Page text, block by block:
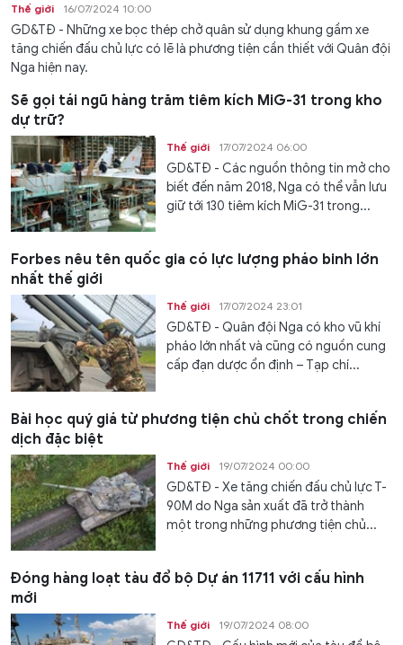
Thế giới 16/07/2024 10:00
GD&TĐ - Những xe bọc thép chở quân sử dụng khung gầm xe
tăng chiến đấu chủ lực có lẽ là phương tiện cần thiết với Quân đội
Nga hiện nay.
Sẽ gọi tái ngũ hàng trăm tiêm kích MiG-31 trong kho
dự trữ?
Thế giới 17/07/2024 06:00
GD&TĐ - Các nguồn thông tin mở cho
biết đến năm 2018, Nga có thể vẫn lưu
giữ tới 130 tiêm kích MiG-31 trong...
Forbes nêu tên quốc gia có lực lượng pháo binh lớn
nhất thế giới
Thế giới 17/07/2024 23:01
GD&TĐ - Quân đội Nga có kho vũ khí
pháo lớn nhất và cũng có nguồn cung
cấp đạn dược ổn định – Tạp chí...
Bài học quý giá từ phương tiện chủ chốt trong chiến
dịch đặc biệt
Thế giới 19/07/2024 00:00
GD&TĐ - Xe tăng chiến đấu chủ lực T-
90M do Nga sản xuất đã trở thành
một trong những phương tiện chủ...
Đóng hàng loạt tàu đổ bộ Dự án 11711 với cấu hình
mới
Thế giới 19/07/2024 08:00